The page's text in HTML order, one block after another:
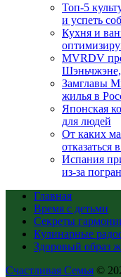
Топ-5
и успеть
Кухня и
MVRDV
Замглавы
жилья в
Японская
для людей
От каких
отказаться
Испания
из-за
Главная
Время с детьми
Секреты
Кулинарные
Здоровый образ
Счастливая Семья ©